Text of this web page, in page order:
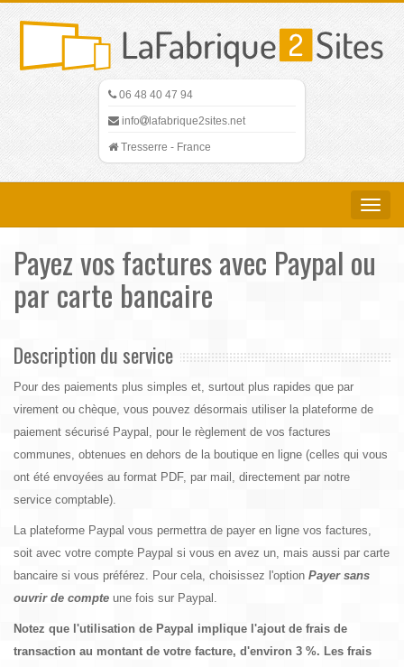
06 48 40 47 94
info lafabrique2sites.net
Tresserre - France
Toggle
Payez vos factures avec Paypal ou
par carte bancaire
Description du service
Pour des paiements plus simples et, surtout plus rapides que par
virement ou chèque, vous pouvez désormais utiliser la plateforme de
paiement sécurisé Paypal, pour le règlement de vos factures
communes, obtenues en dehors de la boutique en ligne (celles qui vous
ont été envoyées au format PDF, par mail, directement par notre
service comptable).
La plateforme Paypal vous permettra de payer en ligne vos factures,
soit avec votre compte Paypal si vous en avez un, mais aussi par carte
bancaire si vous préférez. Pour cela, choisissez l'option Payer sans
ouvrir de compte une fois sur Paypal.
Notez que l'utilisation de Paypal implique l'ajout de frais de
transaction au montant de votre facture, d'environ 3 %. Les frais